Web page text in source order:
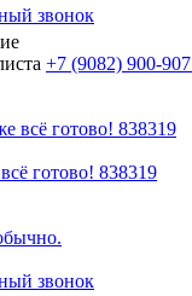
звонок
+7 (9082) 900-907
готово! 838319
звонок